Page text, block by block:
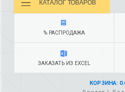
КАТАЛОГ ТОВАРОВ
% РАСПРОДАЖА
ЗАКАЗАТЬ ИЗ EXCEL
КОРЗИНА: